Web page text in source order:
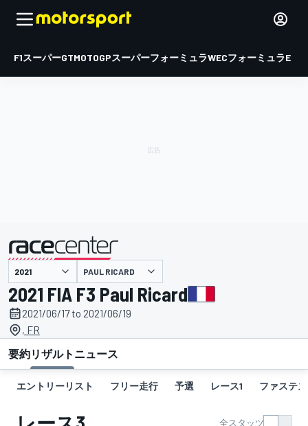
F1スーパーGTMOTOGPスーパーフォーミュラWECフォーミュラE
主催 PAUL RICARD
2021 FIA F3 Paul Ricard
2021/06/17 to 2021/06/19
, FR
要約リザルト ニュース
エントリーリスト フリー走行 予選 レース1 ファステ
全スタッツ